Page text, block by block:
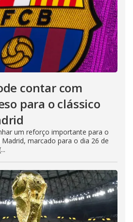
contar com
para o clássico
um reforço importante para o
marcado para o dia 26 de